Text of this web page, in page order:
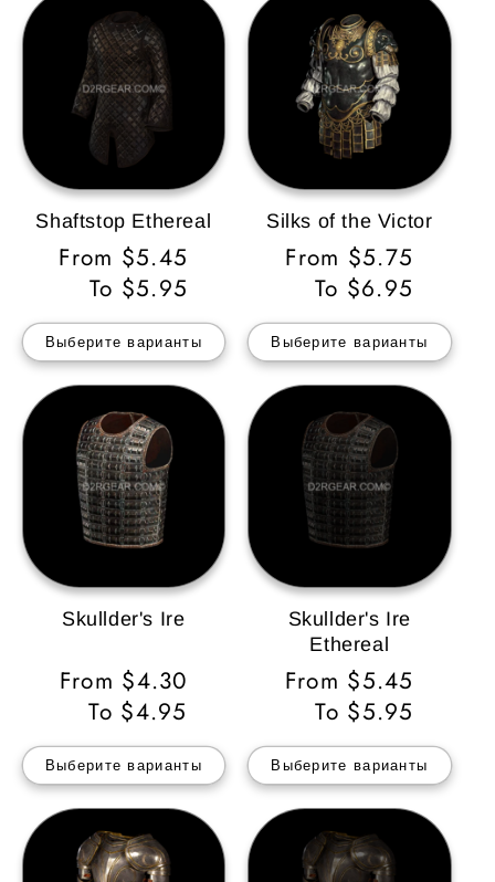
Shaftstop Ethereal
Обычная
цена
From $5.45
To $5.95
Выберите варианты
Silks of the Victor
Обычная
цена
From $5.75
To $6.95
Выберите варианты
Skullder's Ire
Обычная
цена
From $4.30
To $4.95
Выберите варианты
Skullder's Ire
Ethereal
Обычная
цена
From $5.45
To $5.95
Выберите варианты